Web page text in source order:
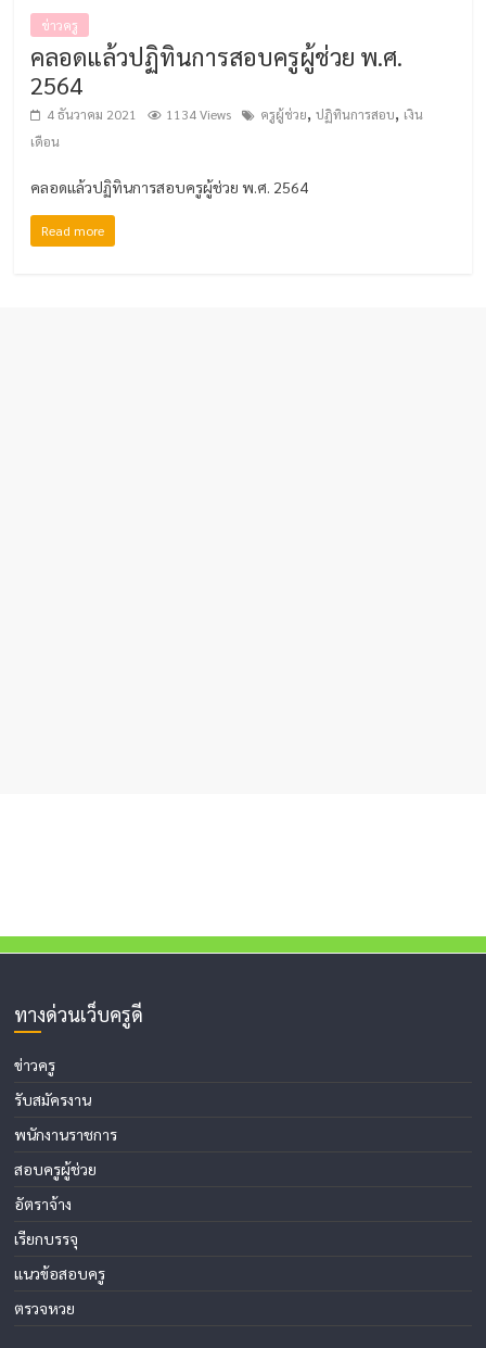
ข่าวครู
คลอดแล้วปฏิทินการสอบครูผู้ช่วย พ.ศ.
2564
4 ธันวาคม 2021 1134 Views ครูผู้ช่วย,ปฏิทินการสอบ, เงิน
เดือน
คลอดแล้วปฏิทินการสอบครูผู้ช่วย พ.ศ. 2564
Read more
ทางด่วนเว็บครูดี
ข่าวครู
รับสมัครงาน
พนักงานราชการ
สอบครูผู้ช่วย
อัตราจ้าง
เรียกบรรจุ
แนวข้อสอบครู
ตรวจหวย